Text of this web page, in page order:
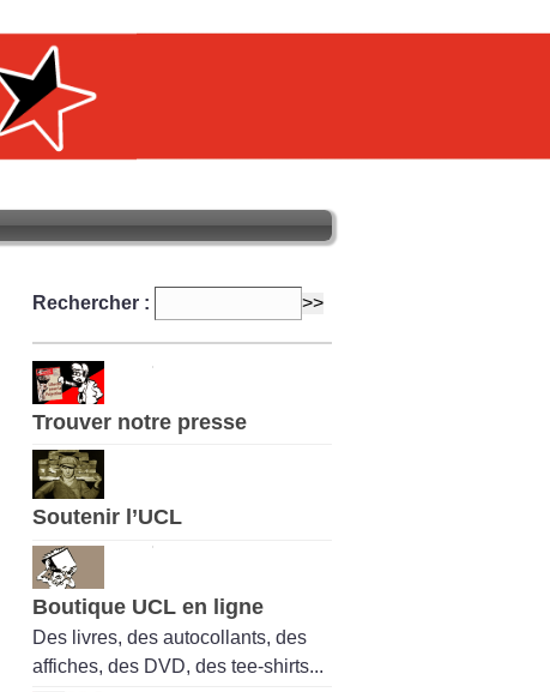
Rechercher :
Trouver notre presse
Soutenir l’UCL
Boutique UCL en ligne
Des livres, des autocollants, des
affiches, des DVD, des tee-shirts...